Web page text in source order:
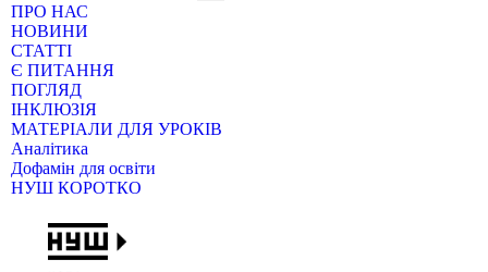
ПРО НАС
НОВИНИ
СТАТТІ
Є ПИТАННЯ
ПОГЛЯД
ІНКЛЮЗІЯ
МАТЕРІАЛИ ДЛЯ УРОКІВ
Аналітика
Дофамін для освіти
НУШ КОРОТКО